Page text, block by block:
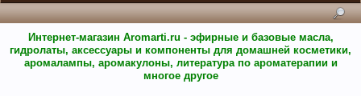
Интернет-магазин Aromarti.ru - эфирные и базовые масла,
гидролаты, аксессуары и компоненты для домашней косметики,
аромалампы, аромакулоны, литература по ароматерапии и
многое другое